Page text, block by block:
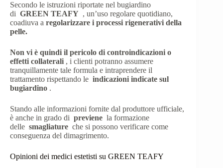
Secondo le istruzioni riportate nel bugiardino
di GREEN TEAFY , un’uso regolare quotidiano,
coadiuva a regolarizzare i processi rigenerativi della
pelle.
Non vi è quindi il pericolo di controindicazioni o
effetti collaterali , i clienti potranno assumere
tranquillamente tale formula e intraprendere il
trattamento rispettando le indicazioni indicate sul
bugiardino .
Stando alle informazioni fornite dal produttore ufficiale,
è anche in grado di previene la formazione
delle smagliature che si possono verificare come
conseguenza del dimagrimento.
Opinioni dei medici estetisti su GREEN TEAFY